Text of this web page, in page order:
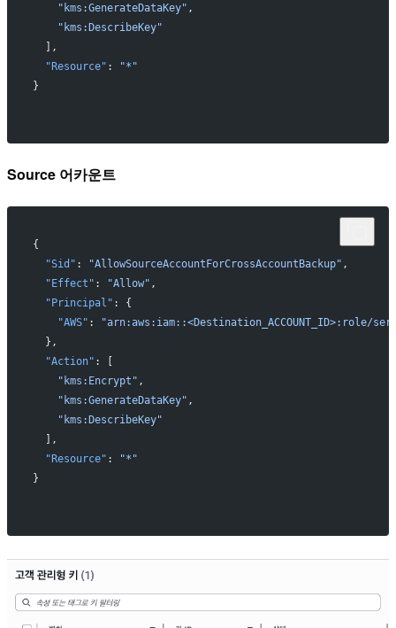
    "kms:GenerateDataKey"
,
    "kms:DescribeKey"
  ],
  "Resource"
:
"*"
}
Source 어카운트
{
  "Sid"
: "AllowSourceAccountForCrossAccountBackup" ,
  "Effect"
: "Allow" ,
  "Principal"
: {
    "AWS"
:
"arn:aws:iam::<Destination_ACCOUNT_ID>:role/
  },
  "Action"
: [
    "kms:Encrypt"
,
    "kms:GenerateDataKey"
,
    "kms:DescribeKey"
  ],
  "Resource"
:
"*"
}